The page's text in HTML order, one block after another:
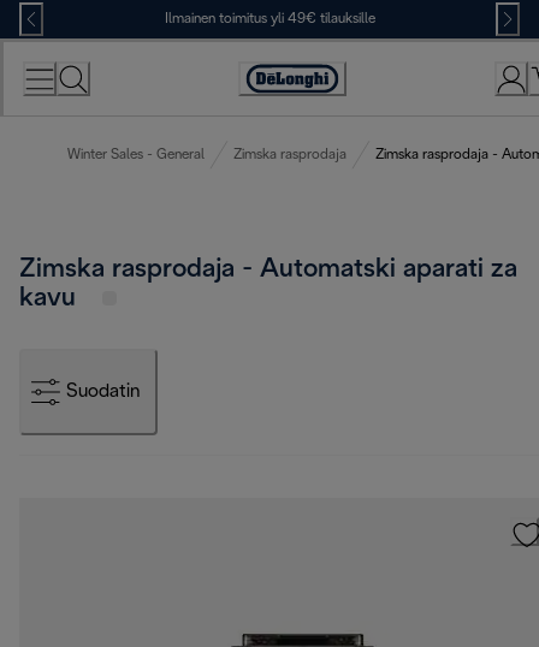
Skip
to
Content
Ilmainen toimitus yli 49€ tilauksille
Accessibility
Winter Sales - General Zimska rasprodaja Zimska rasprodaja -
Zimska rasprodaja - Automatski aparati za
kavu
Suodatin